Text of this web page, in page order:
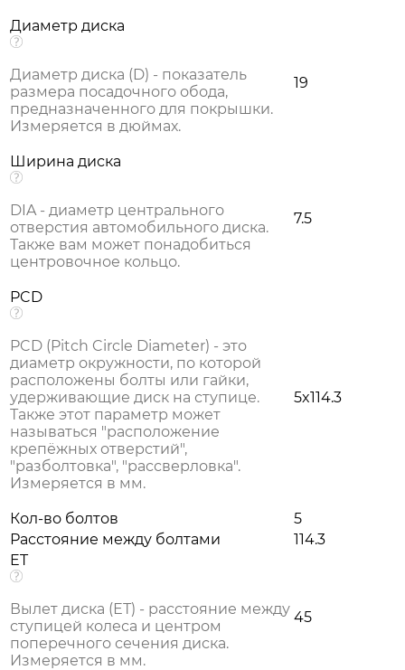
Диаметр диска
Диаметр диска (D) - показатель
размера посадочного обода,
предназначенного для покрышки.
Измеряется в дюймах.
19
Ширина диска
DIA - диаметр центрального
отверстия автомобильного диска.
Также вам может понадобиться
центровочное кольцо.
7.5
PCD
PCD (Pitch Circle Diameter) - это
диаметр окружности, по которой
расположены болты или гайки,
удерживающие диск на ступице.
Также этот параметр может
называться "расположение
крепёжных отверстий",
"разболтовка", "рассверловка".
Измеряется в мм.
5x114.3
Кол-во болтов
5
Расстояние между болтами
114.3
ET
Вылет диска (ЕТ) - расстояние между
ступицей колеса и центром
поперечного сечения диска.
Измеряется в мм.
45